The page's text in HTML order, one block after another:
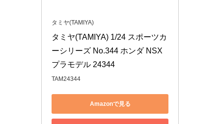
タミヤ(TAMIYA)
タミヤ(TAMIYA) 1/24 スポーツカ
ーシリーズ No.344 ホンダ NSX
プラモデル 24344
TAM24344
Amazonで見る